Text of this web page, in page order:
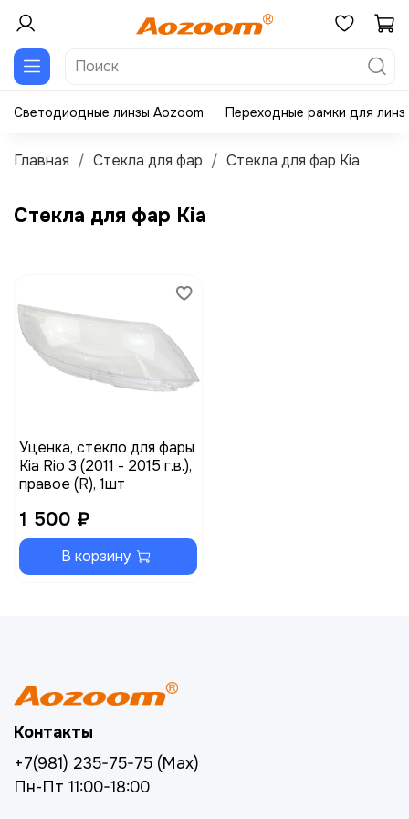
Светодиодные линзы Aozoom Переходные рамки для линз
Главная Стекла для фар Стекла для фар Kia
Стекла для фар Kia
Уценка, стекло для фары
Kia Rio 3 (2011 - 2015 г.в.),
правое (R), 1шт
1 500 ₽
В корзину
Контакты
+7(981) 235-75-75 (Max)
Пн-Пт 11:00-18:00